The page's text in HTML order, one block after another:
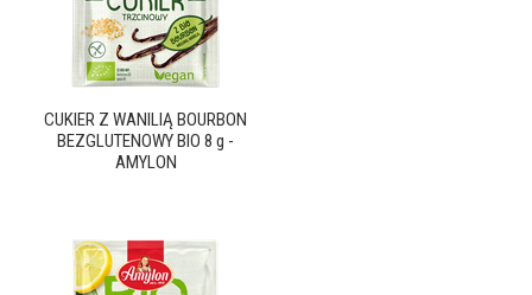
CUKIER Z WANILIĄ BOURBON
BEZGLUTENOWY BIO 8 g -
AMYLON